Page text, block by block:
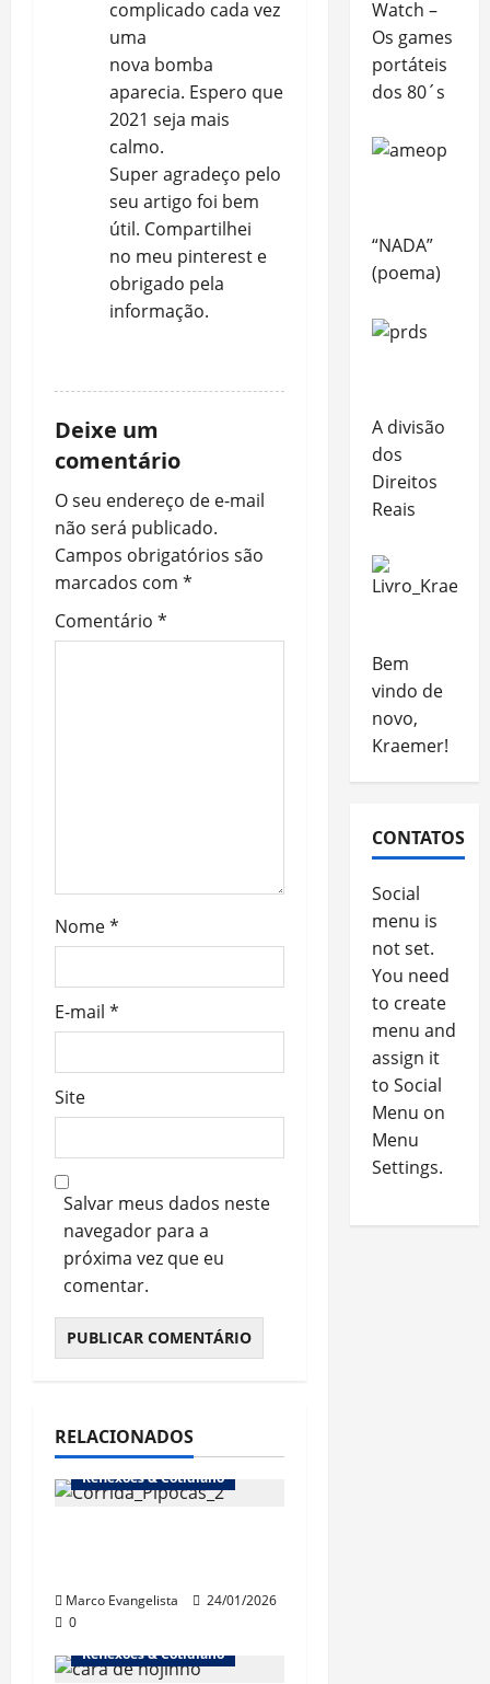
complicado cada vez
uma
nova bomba
aparecia. Espero que
2021 seja mais
calmo.
Super agradeço pelo
seu artigo foi bem
útil. Compartilhei
no meu pinterest e
obrigado pela
informação.
Deixe um
comentário
O seu endereço de e-mail
não será publicado.
Campos obrigatórios são
marcados com *
Comentário *
Nome*
E-mail *
Site
Salvar meus dados neste
navegador para a
próxima vez que eu
comentar.
RELACIONADOS
Reflexões & Cotidiano
Marco Evangelista
24/01/2026
0
Reflexões & Cotidiano
Watch –
Os games
portáteis
dos 80´s
“NADA”
(poema)
A divisão
dos
Direitos
Reais
Bem
vindo de
novo,
Kraemer!
CONTATOS
Social
menu is
not set.
You need
to create
menu and
assign it
to Social
Menu on
Menu
Settings.